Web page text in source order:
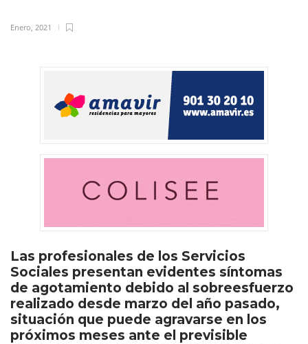
Enero, 2021
Las profesionales de los Servicios
Sociales presentan evidentes síntomas
de agotamiento debido al sobreesfuerzo
realizado desde marzo del año pasado,
situación que puede agravarse en los
próximos meses ante el previsible